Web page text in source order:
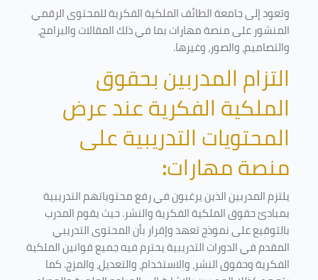
وتعود إلى جامعة الطائف الملكية الفكرية للمحتوى الرقمي
المنشور على منصة مهارات بما في ذلك المقالات والبرامج،
والتصاميم، والصور، وغيرها.
التزام المدربين بحقوق
الملكية الفكرية عند عرض
المحتويات التدريبية على
منصة مهارات:
يلتزم المدربين الذين يرغبون في رفع محتوياتهم التدريبية
بمبادئ حقوق الملكية الفكرية والنشر. حيث يقوم المدرب
بالتوقيع على نموذج تعهد وإقرار بأن المحتوى التدريبي
المقدم في الدورات التدريبية يحترم فيه جميع قوانين الملكية
الفكرية وحقوق النشر، والاستخدام، والتعديل، والمزج. كما